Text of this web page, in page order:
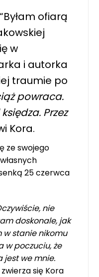
“Byłam ofiarą
w
i autorka
traumie po
powraca.
Przez
Kora.
ze swojego
25 czerwca
nie
doskonale, jak
w stanie nikomu
w poczuciu, że
jest we mnie.
zwierza się Kora